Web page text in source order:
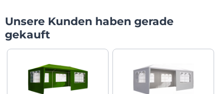
Unsere Kunden haben gerade
gekauft